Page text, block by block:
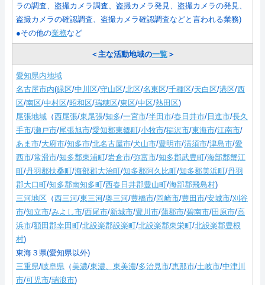
ラの調査、盗撮カメラ調査、盗撮カメラ発見、盗撮カメラの発見、
盗撮カメラの確認調査、盗撮カメラ確認調査などと言われる業務)
●その他の業務など
＜主な活動地域の一覧＞
愛知県内地域
名古屋市内(緑区/中川区/守山区/北区/名東区/千種区/天白区/港区/西
区/南区/中村区/昭和区/瑞穂区/東区/中区/熱田区)
尾張地域 （西尾張/東尾張/知多/一宮市/半田市/春日井市/ 日進市/長久
手市/瀬戸市/尾張旭市/愛知郡東郷町/小牧市/稲沢市/東海市/江南市/
あま市/大府市/知多市/北名古屋市/犬山市/豊明市/清須市/津島市/愛
西市/常滑市/知多郡東浦町/岩倉市/弥富市/知多郡武豊町/海部郡蟹江
町/丹羽郡扶桑町/海部郡大治町/知多郡阿久比町/知多郡美浜町/丹羽
郡大口町/知多郡南知多町/西春日井郡豊山町/海部郡飛島村)
三河地区 （西三河/東三河/奥三河/豊橋市/岡崎市/豊田市/安城市/刈谷
市/知立市/みよし市/西尾市/新城市/豊川市/蒲郡市/碧南市/田原市/高
浜市/額田郡幸田町/北設楽郡設楽町/北設楽郡東栄町/北設楽郡豊根
村)
東海３県(愛知県以外)
三重県/岐阜県 （美濃/東濃、東美濃/多治見市/恵那市/土岐市/中津川
市/可児市/瑞浪市)